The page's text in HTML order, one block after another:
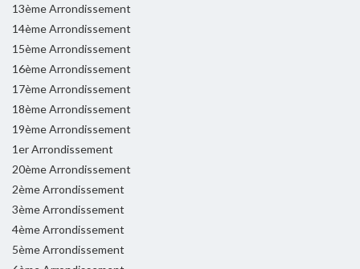
13ème Arrondissement
14ème Arrondissement
15ème Arrondissement
16ème Arrondissement
17ème Arrondissement
18ème Arrondissement
19ème Arrondissement
1er Arrondissement
20ème Arrondissement
2ème Arrondissement
3ème Arrondissement
4ème Arrondissement
5ème Arrondissement